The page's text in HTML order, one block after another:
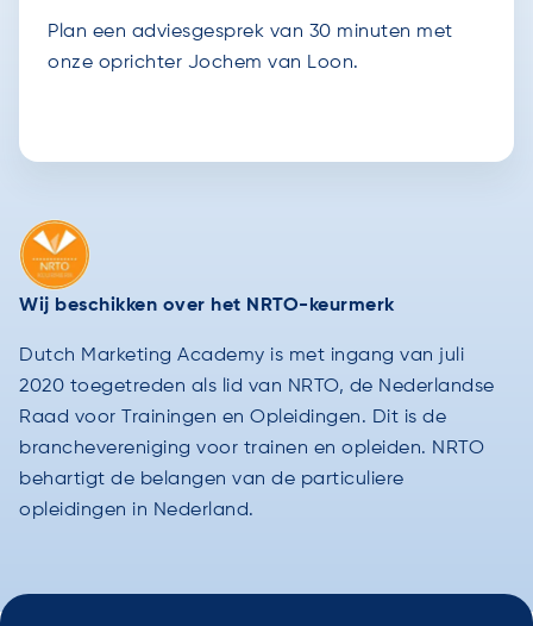
Plan een adviesgesprek van 30 minuten met
onze oprichter Jochem van Loon.
Wij beschikken over het NRTO-keurmerk
Dutch Marketing Academy is met ingang van juli
2020 toegetreden als lid van NRTO, de Nederlandse
Raad voor Trainingen en Opleidingen. Dit is de
branchevereniging voor trainen en opleiden. NRTO
behartigt de belangen van de particuliere
opleidingen in Nederland.